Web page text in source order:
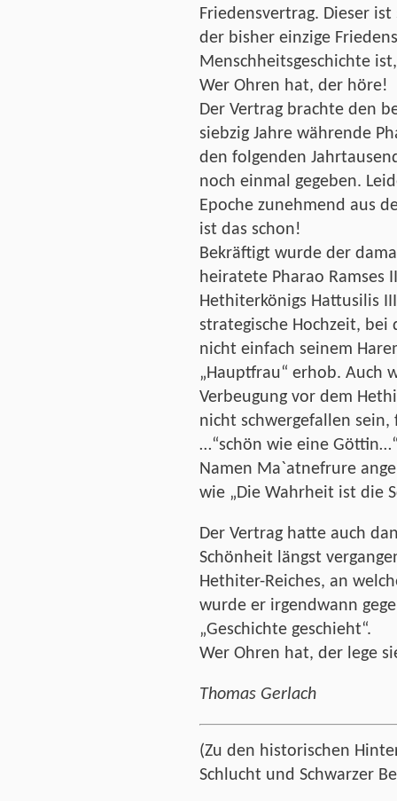
Friedensvertrag. Dieser
der bisher einzige
Menschheitsgeschichte
Wer Ohren hat, der höre!
Der Vertrag brachte den
siebzig Jahre währende
den folgenden
noch einmal gegeben.
Epoche zunehmend aus
ist das schon!
Bekräftigt wurde der
heiratete Pharao Ramses
Hethiterkönigs Hattusilis
strategische Hochzeit, bei
nicht einfach seinem
„Hauptfrau“ erhob. Auch
Verbeugung vor dem
nicht schwergefallen
…“schön wie eine
Namen Ma`atnefrure
wie „Die Wahrheit ist die
Der Vertrag hatte auch
Schönheit längst
Hethiter-Reiches, an
wurde er irgendwann
„Geschichte geschieht“.
Wer Ohren hat, der lege
Thomas Gerlach
(Zu den historischen
Schlucht und Schwarzer